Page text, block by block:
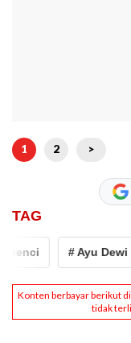
1 2 >
TAG
# Ayu Dewi